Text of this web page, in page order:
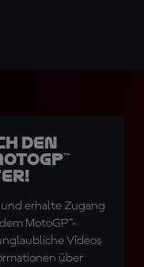
den
erhalte Zugang
MotoGP™-
Videos
über